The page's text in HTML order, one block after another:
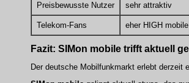
Preisbewusste Nutzer sehr attraktiv
Telekom-Fans eher HIGH
Fazit: SIMon mobile trifft aktuell
Der deutsche Mobilfunkmarkt erlebt derzeit